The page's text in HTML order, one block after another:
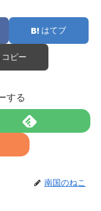
はてブ
コピー
する
南国のねこ